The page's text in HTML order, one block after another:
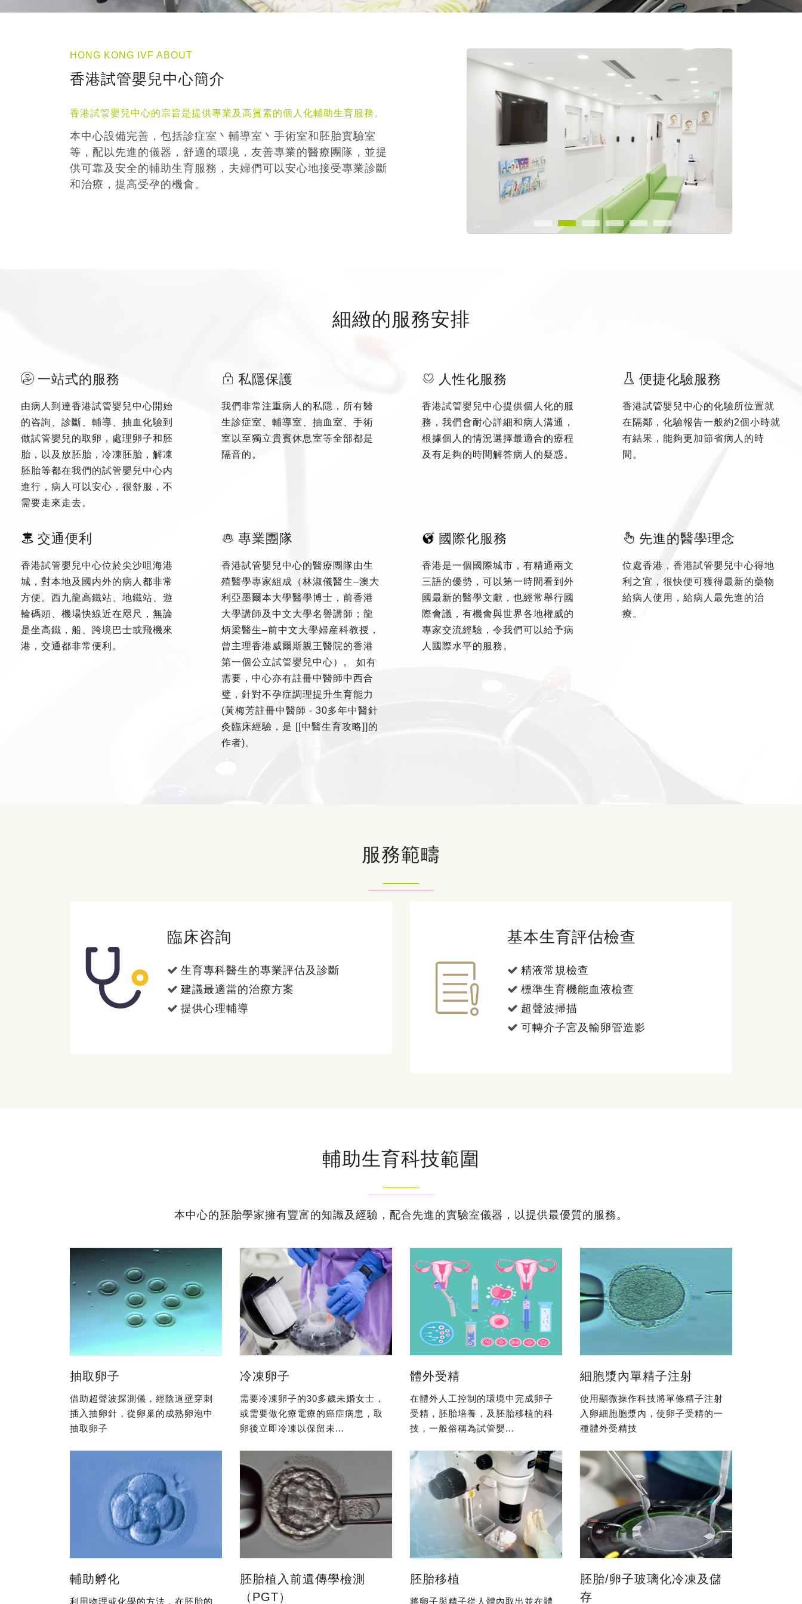
HONG KONG IVF ABOUT
香港試管嬰兒中心簡介
香港試管嬰兒中心的宗旨是提供專業及高質素的個人化輔助生育服務。
本中心設備完善，包括診症室丶輔導室丶手術室和胚胎實驗室
等，配以先進的儀器，舒適的環境，友善專業的醫療團隊，並提
供可靠及安全的輔助生育服務，夫婦們可以安心地接受專業診斷
和治療，提高受孕的機會。
細緻的服務安排
一站式的服務
由病人到達香港試管嬰兒中心開始
的咨詢、診斷、輔導、抽血化驗到
做試管嬰兒的取卵，處理卵子和胚
胎，以及放胚胎，冷凍胚胎，解凍
胚胎等都在我們的試管嬰兒中心内
進行，病人可以安心，很舒服，不
需要走來走去。
私隱保護
我們非常注重病人的私隱，所有醫
生診症室、輔導室、抽血室、手術
室以至獨立貴賓休息室等全部都是
隔音的。
人性化服務
香港試管嬰兒中心提供個人化的服
務，我們會耐心詳細和病人溝通，
根據個人的情況選擇最適合的療程
及有足夠的時間解答病人的疑惑。
便捷化驗服務
香港試管嬰兒中心的化驗所位置就
在隔鄰，化驗報告一般約2個小時就
有結果，能夠更加節省病人的時
間。
交通便利
香港試管嬰兒中心位於尖沙咀海港
城，對本地及國内外的病人都非常
方便。西九龍高鐵站、地鐵站、遊
輪碼頭、機場快線近在咫尺，無論
是坐高鐵，船、跨境巴士或飛機來
港，交通都非常便利。
專業團隊
香港試管嬰兒中心的醫療團隊由生
殖醫學專家組成（林淑儀醫生–澳大
利亞墨爾本大學醫學博士，前香港
大學講師及中文大學名譽講師；龍
炳梁醫生–前中文大學婦産科教授，
曾主理香港威爾斯親王醫院的香港
第一個公立試管嬰兒中心）。 如有
需要，中心亦有註冊中醫師中西合
璧，針對不孕症調理提升生育能力
(黃梅芳註冊中醫師 - 30多年中醫針
灸臨床經驗，是 [[中醫生育攻略]]的
作者)。
國際化服務
香港是一個國際城市，有精通兩文
三語的優勢，可以第一時間看到外
國最新的醫學文獻，也經常舉行國
際會議，有機會與世界各地權威的
專家交流經驗，令我們可以給予病
人國際水平的服務。
先進的醫學理念
位處香港，香港試管嬰兒中心得地
利之宜，很快便可獲得最新的藥物
給病人使用，給病人最先進的治
療。
服務範疇
臨床咨詢
生育專科醫生的專業評估及診斷
建議最適當的治療方案
提供心理輔導
基本生育評估檢查
精液常規檢查
標準生育機能血液檢查
超聲波掃描
可轉介子宮及輸卵管造影
輔助生育科技範圍
本中心的胚胎學家擁有豐富的知識及經驗，配合先進的實驗室儀器，以提供最優質的服務。
抽取卵子
借助超聲波探測儀，經陰道壁穿刺
插入抽卵針，從卵巢的成熟卵泡中
抽取卵子
冷凍卵子
需要冷凍卵子的30多歲未婚女士，
或需要做化療電療的癌症病患，取
卵後立即冷凍以保留未...
體外受精
在體外人工控制的環境中完成卵子
受精，胚胎培養，及胚胎移植的科
技，一般俗稱為試管嬰...
細胞漿內單精子注射
使用顯微操作科技將單條精子注射
入卵細胞胞漿內，使卵子受精的一
種體外受精技
輔助孵化
利用物理或化學的方法，在胚胎的
胚胎植入前遺傳學檢測
（PGT）
胚胎移植
將卵子與精子從人體內取出並在體
胚胎/卵子玻璃化冷凍及儲
存